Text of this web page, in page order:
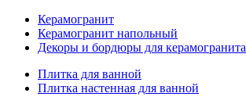
Керамогранит
Керамогранит напольный
Декоры и бордюры для керамогранита
Плитка для ванной
Плитка настенная для ванной